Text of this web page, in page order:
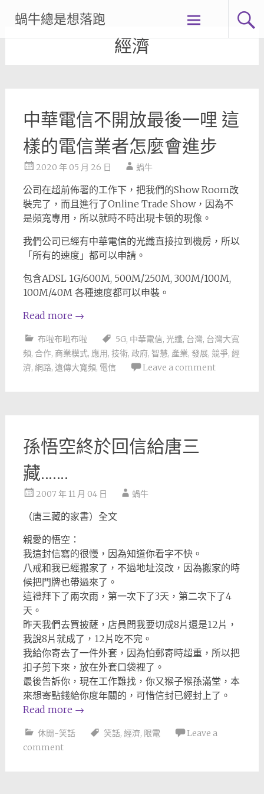
content
蝸牛總是想落跑
經濟
中華電信不開放最後一哩 這
樣的電信業者怎麼會進步
2020 年 05 月 26 日 蝸牛
公司在超前佈署的工作下，把我們的Show Room改
裝完了，而且進行了Online Trade Show，因為不
是頻寬專用，所以就時不時出現卡頓的現像。
我們公司已經有中華電信的光纖直接拉到機房，所以
「所有的速度」都可以申請。
包含ADSL 1G/600M, 500M/250M, 300M/100M,
100M/40M 各種速度都可以申裝。
Read more →
布啦布啦布啦 5G, 中華電信, 光纖, 台灣, 台灣大寬
頻, 合作, 商業模式, 應用, 技術, 政府, 智慧, 產業, 發展, 競爭, 經
濟, 網路, 遠傳大寬頻, 電信 Leave a comment
孫悟空終於回信給唐三
藏…….
2007 年 11 月 04 日 蝸牛
（唐三藏的家書）全文
親愛的悟空：
我這封信寫的很慢，因為知道你看字不快。
八戒和我已經搬家了，不過地址沒改，因為搬家的時
候把門牌也帶過來了。
這禮拜下了兩次雨，第一次下了3天，第二次下了4
天。
昨天我們去買披薩，店員問我要切成8片還是12片，
我說8片就成了，12片吃不完。
我給你寄去了一件外套，因為怕郵寄時超重，所以把
扣子剪下來，放在外套口袋裡了。
最後告訴你，現在工作難找，你又猴子猴孫滿堂，本
來想寄點錢給你度年關的，可惜信封已經封上了。
Read more →
休閒-笑話 笑話, 經濟, 限電
Leave a
comment